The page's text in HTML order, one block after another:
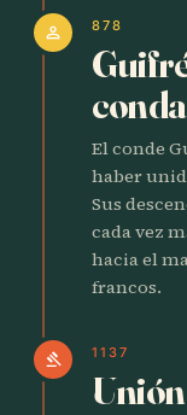
person 878
El conde
haber
Sus
cada vez
hacia el
francos.
gavel 1137